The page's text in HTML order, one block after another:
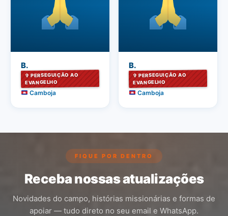
B.
✞ PERSEGUIÇÃO AO
EVANGELHO
Camboja
B.
✞ PERSEGUIÇÃO AO
EVANGELHO
Camboja
FIQUE POR DENTRO
Receba nossas atualizações
Novidades do campo, histórias missionárias e formas de
apoiar — tudo direto no seu email e WhatsApp.